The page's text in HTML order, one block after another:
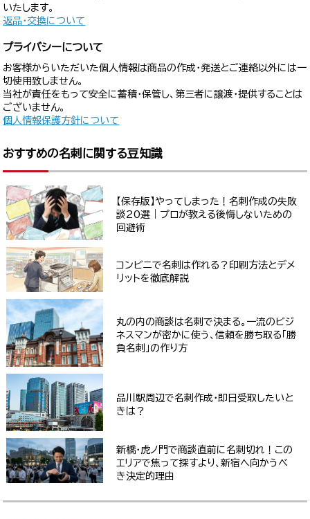
いたします。
返品・交換について
プライバシーについて
お客様からいただいた個人情報は商品の作成・発送とご連絡以外には一
切使用致しません。
当社が責任をもって安全に蓄積・保管し、第三者に譲渡・提供することは
ございません。
個人情報保護方針について
おすすめの名刺に関する豆知識
【保存版】やってしまった！名刺作成の失敗
談20選｜プロが教える後悔しないための
回避術
コンビニで名刺は作れる？印刷方法とデメ
リットを徹底解説
丸の内の商談は名刺で決まる。一流のビジ
ネスマンが密かに使う、信頼を勝ち取る「勝
負名刺」の作り方
品川駅周辺で名刺作成・即日受取したいと
きは？
新橋・虎ノ門で商談直前に名刺切れ！この
エリアで焦って探すより、新宿へ向かうべ
き決定的理由